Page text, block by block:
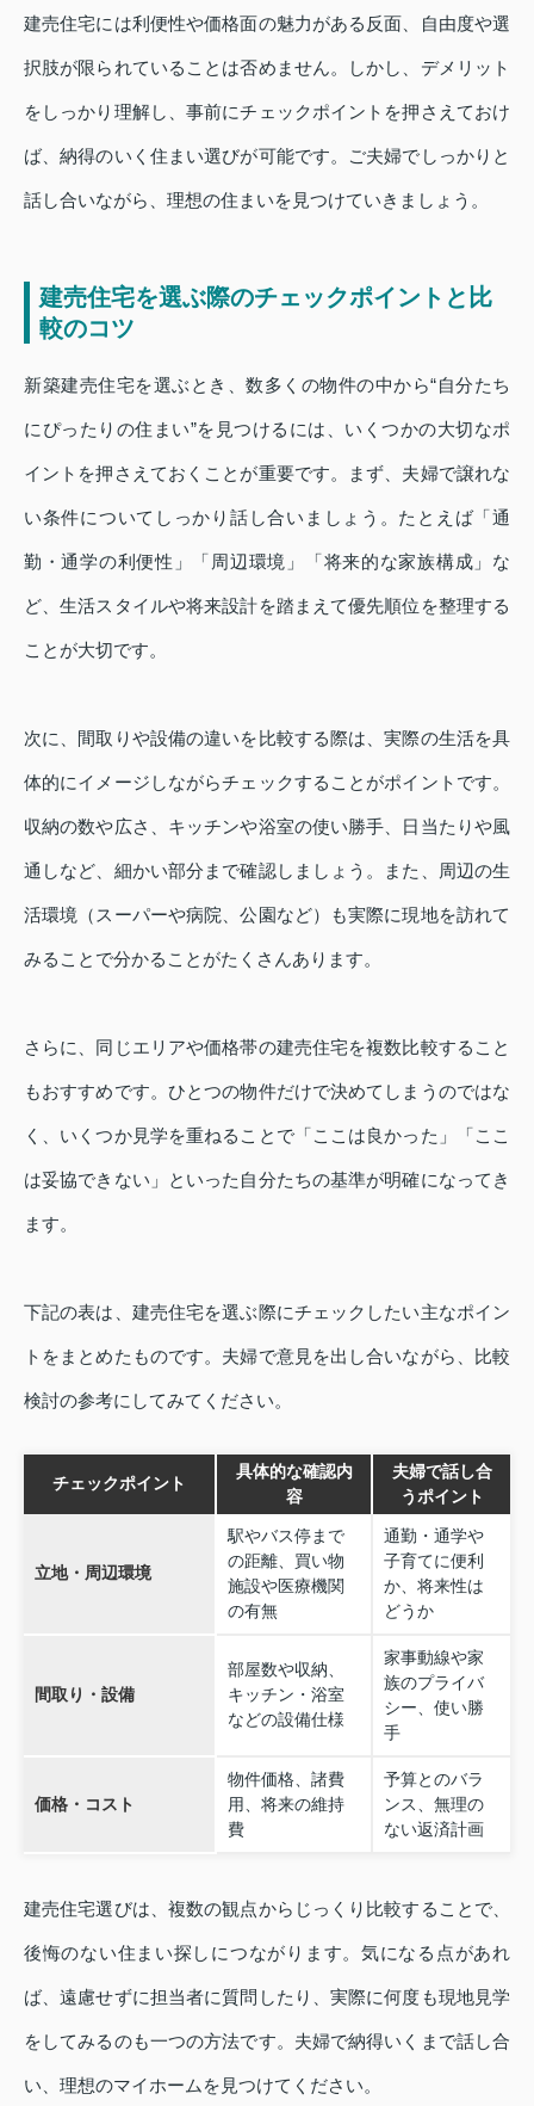
建売住宅には利便性や価格面の魅力がある反面、自由度や選
択肢が限られていることは否めません。しかし、デメリット
をしっかり理解し、事前にチェックポイントを押さえておけ
ば、納得のいく住まい選びが可能です。ご夫婦でしっかりと
話し合いながら、理想の住まいを見つけていきましょう。
建売住宅を選ぶ際のチェックポイントと比
較のコツ
新築建売住宅を選ぶとき、数多くの物件の中から“自分たち
にぴったりの住まい”を見つけるには、いくつかの大切なポ
イントを押さえておくことが重要です。まず、夫婦で譲れな
い条件についてしっかり話し合いましょう。たとえば「通
勤・通学の利便性」「周辺環境」「将来的な家族構成」な
ど、生活スタイルや将来設計を踏まえて優先順位を整理する
ことが大切です。
次に、間取りや設備の違いを比較する際は、実際の生活を具
体的にイメージしながらチェックすることがポイントです。
収納の数や広さ、キッチンや浴室の使い勝手、日当たりや風
通しなど、細かい部分まで確認しましょう。また、周辺の生
活環境（スーパーや病院、公園など）も実際に現地を訪れて
みることで分かることがたくさんあります。
さらに、同じエリアや価格帯の建売住宅を複数比較すること
もおすすめです。ひとつの物件だけで決めてしまうのではな
く、いくつか見学を重ねることで「ここは良かった」「ここ
は妥協できない」といった自分たちの基準が明確になってき
ます。
下記の表は、建売住宅を選ぶ際にチェックしたい主なポイン
トをまとめたものです。夫婦で意見を出し合いながら、比較
検討の参考にしてみてください。
チェックポイント
具体的な確認内
容
夫婦で話し合
うポイント
立地・周辺環境
駅やバス停まで
の距離、買い物
施設や医療機関
の有無
通勤・通学や
子育てに便利
か、将来性は
どうか
間取り・設備
部屋数や収納、
キッチン・浴室
などの設備仕様
家事動線や家
族のプライバ
シー、使い勝
手
価格・コスト
物件価格、諸費
用、将来の維持
費
予算とのバラ
ンス、無理の
ない返済計画
建売住宅選びは、複数の観点からじっくり比較することで、
後悔のない住まい探しにつながります。気になる点があれ
ば、遠慮せずに担当者に質問したり、実際に何度も現地見学
をしてみるのも一つの方法です。夫婦で納得いくまで話し合
い、理想のマイホームを見つけてください。